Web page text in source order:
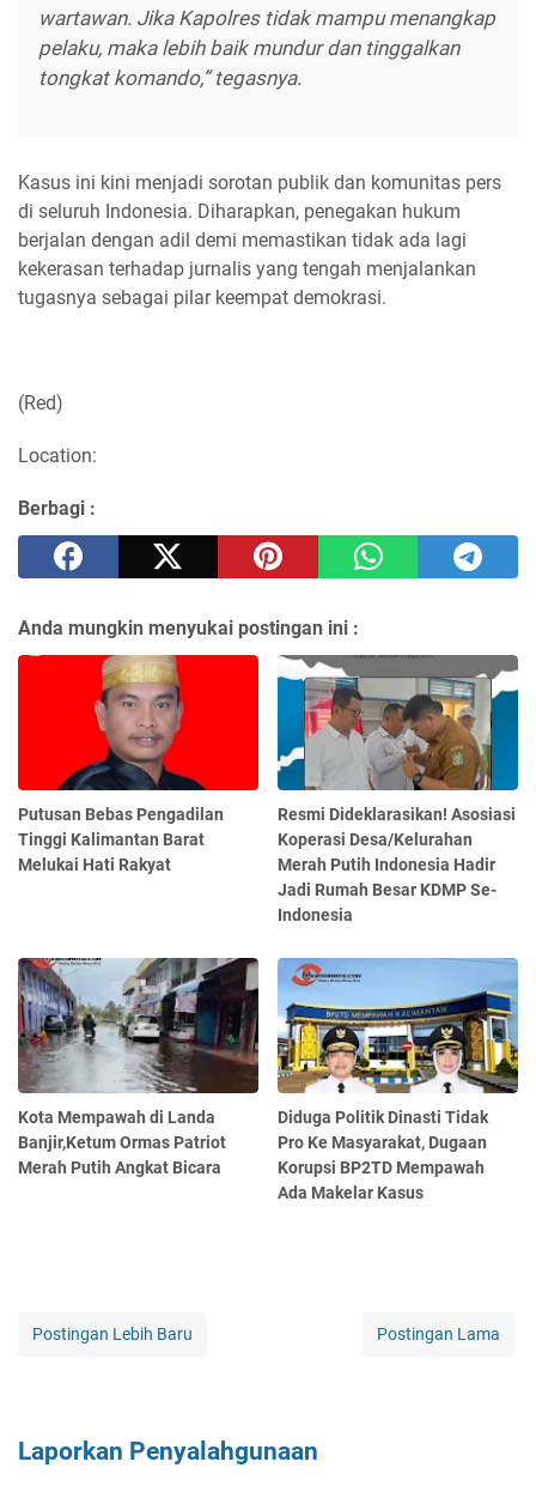
wartawan. Jika Kapolres tidak mampu menangkap
pelaku, maka lebih baik mundur dan tinggalkan
tongkat komando,”tegasnya.
Kasus ini kini menjadi sorotan publik dan komunitas pers
di seluruh Indonesia. Diharapkan, penegakan hukum
berjalan dengan adil demi memastikan tidak ada lagi
kekerasan terhadap jurnalis yang tengah menjalankan
tugasnya sebagai pilar keempat demokrasi.
(Red)
Location:
Berbagi :
Anda mungkin menyukai postingan ini :
Putusan Bebas Pengadilan
Tinggi Kalimantan Barat
Melukai Hati Rakyat
Resmi Dideklarasikan! Asosiasi
Koperasi Desa/Kelurahan
Merah Putih Indonesia Hadir
Jadi Rumah Besar KDMP Se-
Indonesia
Kota Mempawah di Landa
Banjir,Ketum Ormas Patriot
Merah Putih Angkat Bicara
Diduga Politik Dinasti Tidak
Pro Ke Masyarakat, Dugaan
Korupsi BP2TD Mempawah
Ada Makelar Kasus
Postingan Lebih Baru Postingan Lama
Laporkan Penyalahgunaan